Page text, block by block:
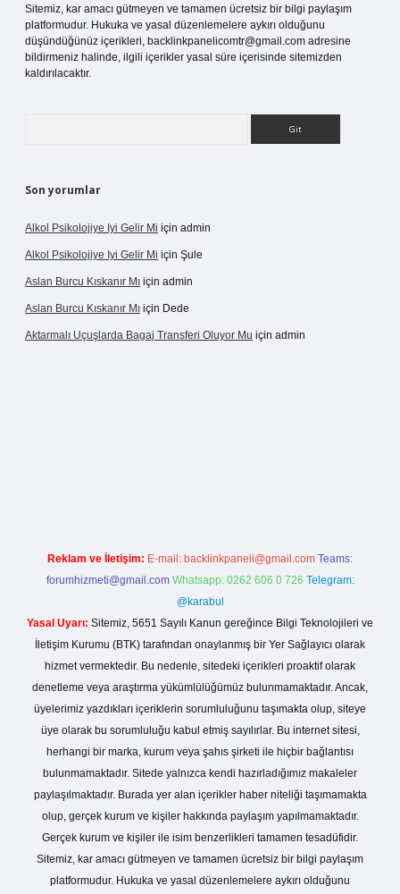
Sitemiz, kar amacı gütmeyen ve tamamen ücretsiz bir bilgi paylaşım
platformudur. Hukuka ve yasal düzenlemelere aykırı olduğunu
düşündüğünüz içerikleri, backlinkpanelicomtr@gmail.com adresine
bildirmeniz halinde, ilgili içerikler yasal süre içerisinde sitemizden
kaldırılacaktır.
Son yorumlar
Alkol Psikolojiye Iyi Gelir Mi için admin
Alkol Psikolojiye Iyi Gelir Mi için Şule
Aslan Burcu Kıskanır Mı için admin
Aslan Burcu Kıskanır Mı için Dede
Aktarmalı Uçuşlarda Bagaj Transferi Oluyor Mu için admin
Reklam ve İletişim: E-mail: backlinkpaneli@gmail.com Teams:
forumhizmeti@gmail.com Whatsapp: 0262 606 0 726 Telegram:
@karabul
Yasal Uyarı: Sitemiz, 5651 Sayılı Kanun gereğince Bilgi Teknolojileri ve
İletişim Kurumu (BTK) tarafından onaylanmış bir Yer Sağlayıcı olarak
hizmet vermektedir. Bu nedenle, sitedeki içerikleri proaktif olarak
denetleme veya araştırma yükümlülüğümüz bulunmamaktadır. Ancak,
üyelerimiz yazdıkları içeriklerin sorumluluğunu taşımakta olup, siteye
üye olarak bu sorumluluğu kabul etmiş sayılırlar. Bu internet sitesi,
herhangi bir marka, kurum veya şahıs şirketi ile hiçbir bağlantısı
bulunmamaktadır. Sitede yalnızca kendi hazırladığımız makaleler
paylaşılmaktadır. Burada yer alan içerikler haber niteliği taşımamakta
olup, gerçek kurum ve kişiler hakkında paylaşım yapılmamaktadır.
Gerçek kurum ve kişiler ile isim benzerlikleri tamamen tesadüfidir.
Sitemiz, kar amacı gütmeyen ve tamamen ücretsiz bir bilgi paylaşım
platformudur. Hukuka ve yasal düzenlemelere aykırı olduğunu